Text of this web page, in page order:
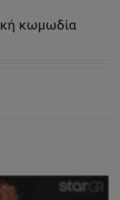
κωμωδία